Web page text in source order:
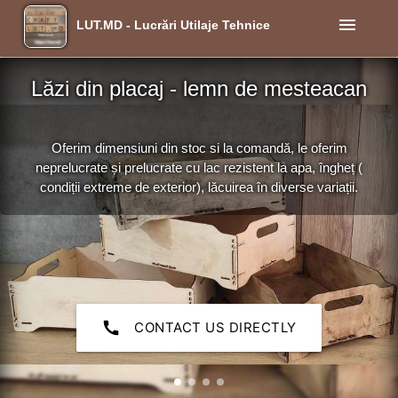
LUT.MD - Lucrări Utilaje Tehnice menu
call CONTACT US DIRECTLY
Lăzi din placaj - lemn de mesteacan
Oferim dimensiuni din stoc si la comandă, le oferim
neprelucrate și prelucrate cu lac rezistent la apa, îngheț (
condiții extreme de exterior), lăcuirea în diverse variații.